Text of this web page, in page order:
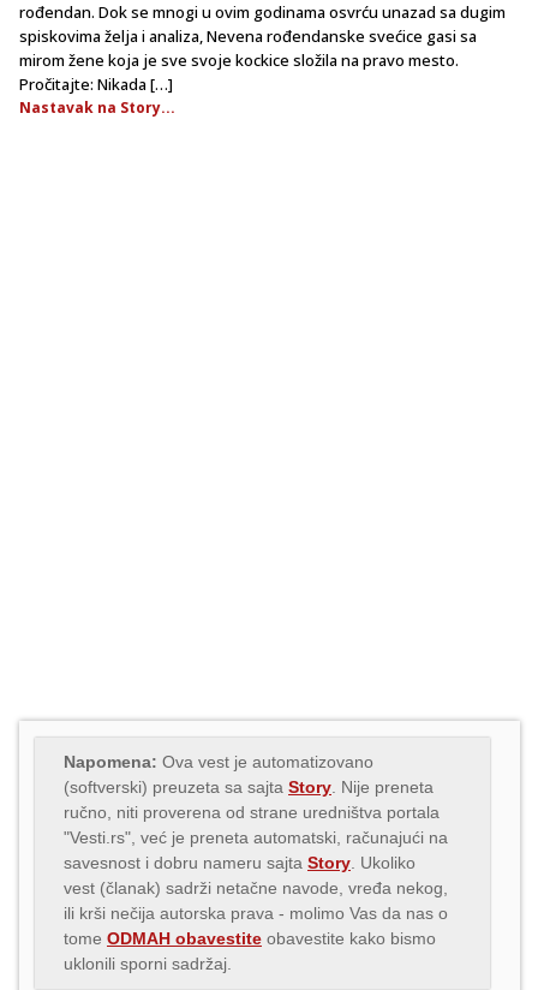
rođendan. Dok se mnogi u ovim godinama osvrću unazad sa dugim
spiskovima želja i analiza, Nevena rođendanske svećice gasi sa
mirom žene koja je sve svoje kockice složila na pravo mesto.
Pročitajte: Nikada […]
Nastavak na Story...
Napomena: Ova vest je automatizovano
(softverski) preuzeta sa sajta Story . Nije preneta
ručno, niti proverena od strane uredništva portala
"Vesti.rs", već je preneta automatski, računajući na
savesnost i dobru nameru sajta Story . Ukoliko
vest (članak) sadrži netačne navode, vređa nekog,
ili krši nečija autorska prava - molimo Vas da nas o
tome ODMAH obavestite obavestite kako bismo
uklonili sporni sadržaj.